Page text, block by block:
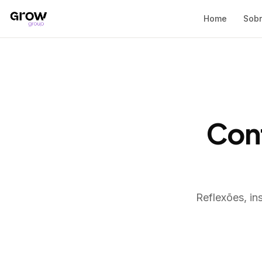
Home
Reflexões,